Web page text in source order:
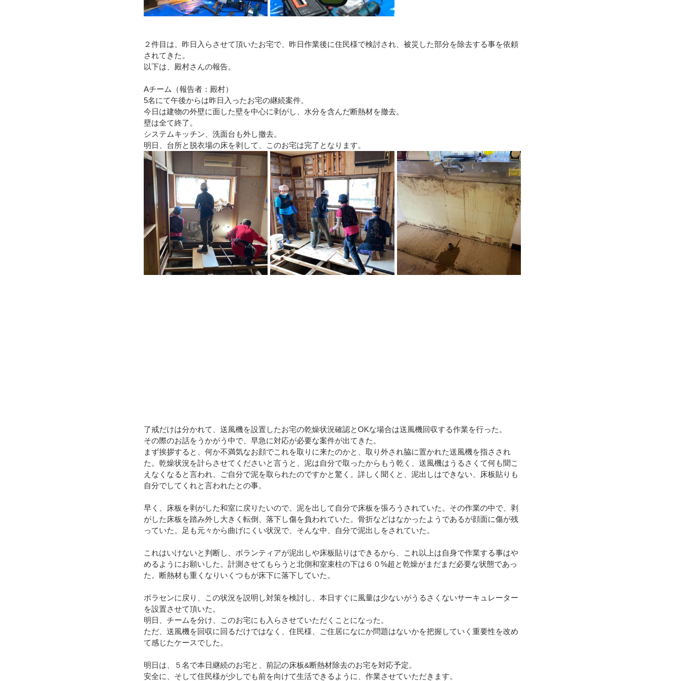
２件目は、昨日入らさせて頂いたお宅で、昨日作業後に住民様で検討され、被災した部分を除去する事を依頼
されてきた。
以下は、殿村さんの報告。
Aチーム（報告者：殿村）
5名にて午後からは昨日入ったお宅の継続案件。
今日は建物の外壁に面した壁を中心に剥がし、水分を含んだ断熱材を撤去。
壁は全て終了。
システムキッチン、洗面台も外し撤去。
明日、台所と脱衣場の床を剥して、このお宅は完了となります。
了戒だけは分かれて、送風機を設置したお宅の乾燥状況確認とOKな場合は送風機回収する作業を行った。
その際のお話をうかがう中で、早急に対応が必要な案件が出てきた。
まず挨拶すると、何か不満気なお顔でこれを取りに来たのかと、取り外され脇に置かれた送風機を指さされ
た。乾燥状況を計らさせてくださいと言うと、泥は自分で取ったからもう乾く、送風機はうるさくて何も聞こ
えなくなると言われ、ご自分で泥を取られたのですかと驚く。詳しく聞くと、泥出しはできない、床板貼りも
自分でしてくれと言われたとの事。
早く、床板を剥がした和室に戻りたいので、泥を出して自分で床板を張ろうされていた。その作業の中で、剥
がした床板を踏み外し大きく転倒、落下し傷を負われていた。骨折などはなかったようであるが顔面に傷が残
っていた。足も元々から曲げにくい状況で、そんな中、自分で泥出しをされていた。
これはいけないと判断し、ボランティアが泥出しや床板貼りはできるから、これ以上は自身で作業する事はや
めるようにお願いした。計測させてもらうと北側和室束柱の下は６０%超と乾燥がまだまだ必要な状態であっ
た。断熱材も重くなりいくつもが床下に落下していた。
ボラセンに戻り、この状況を説明し対策を検討し、本日すぐに風量は少ないがうるさくないサーキュレーター
を設置させて頂いた。
明日、チームを分け、このお宅にも入らさせていただくことになった。
ただ、送風機を回収に回るだけではなく、住民様、ご住居になにか問題はないかを把握していく重要性を改め
て感じたケースでした。
明日は、５名で本日継続のお宅と、前記の床板&断熱材除去のお宅を対応予定。
安全に、そして住民様が少しでも前を向けて生活できるように、作業させていただきます。